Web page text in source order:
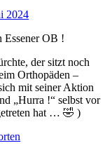
2024
OB !
der sitzt noch
Orthopäden –
mit seiner Aktion
„Hurra !“ selbst vor
hat … 🤣 )